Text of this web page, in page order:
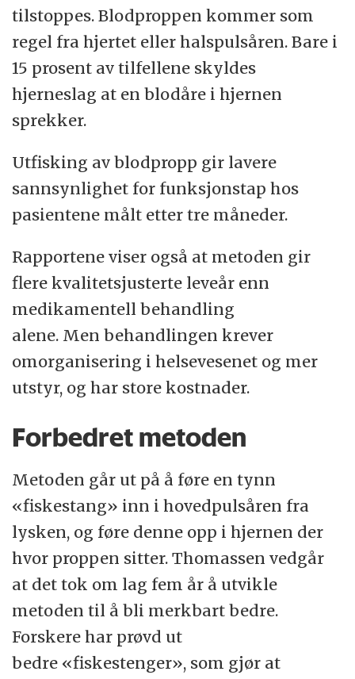
tilstoppes. Blodproppen kommer som
regel fra hjertet eller halspulsåren. Bare i
15 prosent av tilfellene skyldes
hjerneslag at en blodåre i hjernen
sprekker.
Utfisking av blodpropp gir lavere
sannsynlighet for funksjonstap hos
pasientene målt etter tre måneder.
Rapportene viser også at metoden gir
flere kvalitetsjusterte leveår enn
medikamentell behandling
alene. Men behandlingen krever
omorganisering i helsevesenet og mer
utstyr, og har store kostnader.
Forbedret metoden
Metoden går ut på å føre en tynn
«fiskestang» inn i hovedpulsåren fra
lysken, og føre denne opp i hjernen der
hvor proppen sitter. Thomassen vedgår
at det tok om lag fem år å utvikle
metoden til å bli merkbart bedre.
Forskere har prøvd ut
bedre «fiskestenger», som gjør at